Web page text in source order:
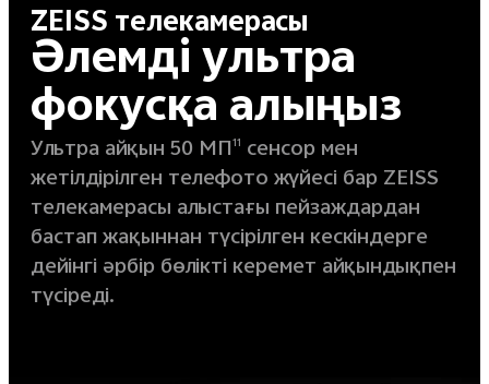
ZEISS телекамерасы
Әлемді ультра
фокусқа алыңыз
Ультра айқын 50 МП11 сенсор мен
жетілдірілген телефото жүйесі бар ZEISS
телекамерасы алыстағы пейзаждардан
бастап жақыннан түсірілген кескіндерге
дейінгі әрбір бөлікті керемет айқындықпен
түсіреді.